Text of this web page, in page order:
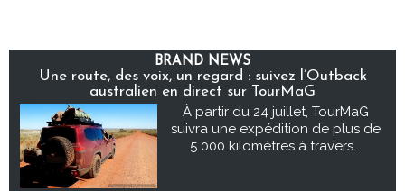
BRAND NEWS
Une route, des voix, un regard : suivez l’Outback
australien en direct sur TourMaG
À partir du 24 juillet, TourMaG
suivra une expédition de plus de
5 000 kilomètres à travers...